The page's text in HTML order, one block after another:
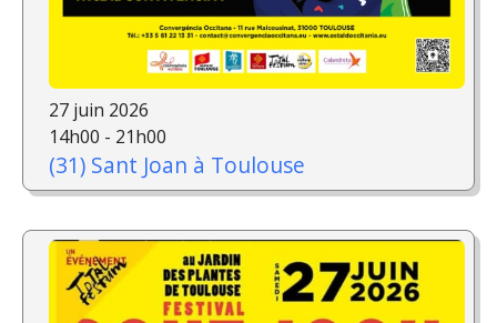
27 juin 2026
14h00 - 21h00
(31) Sant Joan à Toulouse